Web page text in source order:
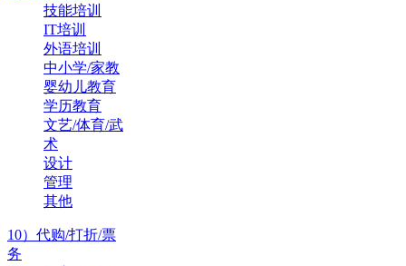
技能培训
IT培训
外语培训
中小学/家教
婴幼儿教育
学历教育
文艺/体育/武
术
设计
管理
其他
10）代购/打折/票
务